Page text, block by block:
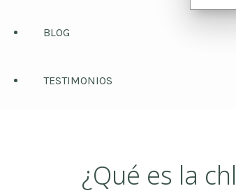
BLOG
TESTIMONIOS
¿Qué es la